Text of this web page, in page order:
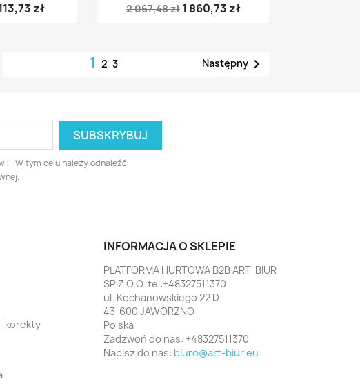
zł
2 067,48 zł1 860,73 zł
1 2 3 Następny
W tym celu należy odnaleźć
korekty
INFORMACJA O SKLEPIE
PLATFORMA HURTOWA B2B ART-BIUR
SP Z O.O. tel:+48327511370
ul. Kochanowskiego 22 D
43-600 JAWORZNO
Polska
Zadzwoń do nas: +48327511370
Napisz do nas: biuro@art-biur.eu